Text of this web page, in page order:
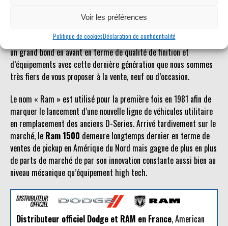
Voir les préférences
Politique de cookiesDéclaration de confidentialité
en Europe. Plus accessible que d’autres pickups américains, il fait
un grand bond en avant en terme de qualité de finition et
d’équipements avec cette dernière génération que nous sommes
très fiers de vous proposer à la vente, neuf ou d’occasion.
Le nom « Ram » est utilisé pour la première fois en 1981 afin de
marquer le lancement d’une nouvelle ligne de véhicules utilitaire
en remplacement des anciens D-Series. Arrivé tardivement sur le
marché, le Ram 1500 demeure longtemps dernier en terme de
ventes de pickup en Amérique du Nord mais gagne de plus en plus
de parts de marché de par son innovation constante aussi bien au
niveau mécanique qu’équipement high tech.
Distributeur officiel Dodge et RAM en France, American